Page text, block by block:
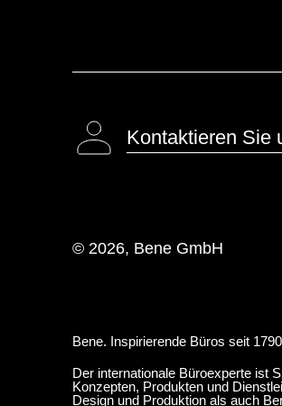
Kontaktieren Sie
© 2026, Bene GmbH
Bene. Inspirierende Büros seit
Der internationale Büroexperte ist
Konzepten, Produkten und
Design und Produktion als auch